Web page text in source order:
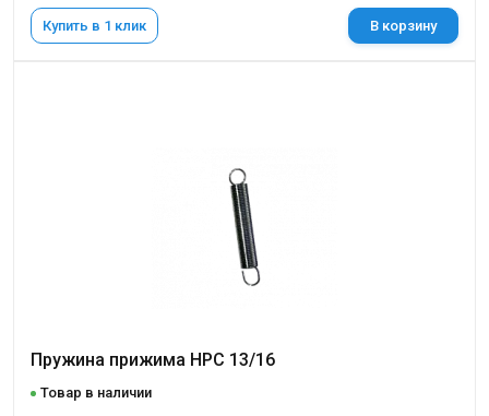
Купить в 1 клик В корзину
Пружина прижима НРС 13/16
Товар в наличии